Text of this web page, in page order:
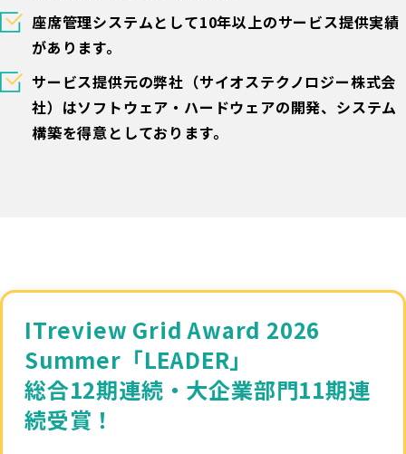
座席管理システムとして10年以上のサービス提供実績
があります。
サービス提供元の弊社（サイオステクノロジー株式会
社）はソフトウェア・ハードウェアの開発、システム
構築を得意としております。
ITreview Grid Award 2026
Summer「LEADER」
総合12期連続・大企業部門11期連
続受賞！